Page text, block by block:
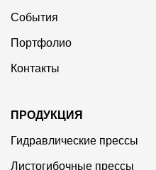
События
Портфолио
Контакты
ПРОДУКЦИЯ
Гидравлические прессы
Листогибочные прессы